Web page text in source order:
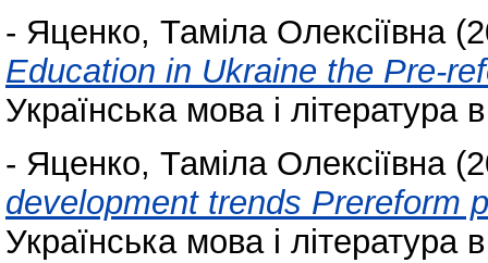
- Яценко, Таміла Олексіївна
Education in Ukraine the Pre-
Українська мова і
- Яценко, Таміла Олексіївна
development trends Prereform
Українська мова і